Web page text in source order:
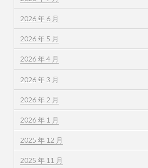
2026 年 6 月
2026 年 5 月
2026 年 4 月
2026 年 3 月
2026 年 2 月
2026 年 1 月
2025 年 12 月
2025 年 11 月